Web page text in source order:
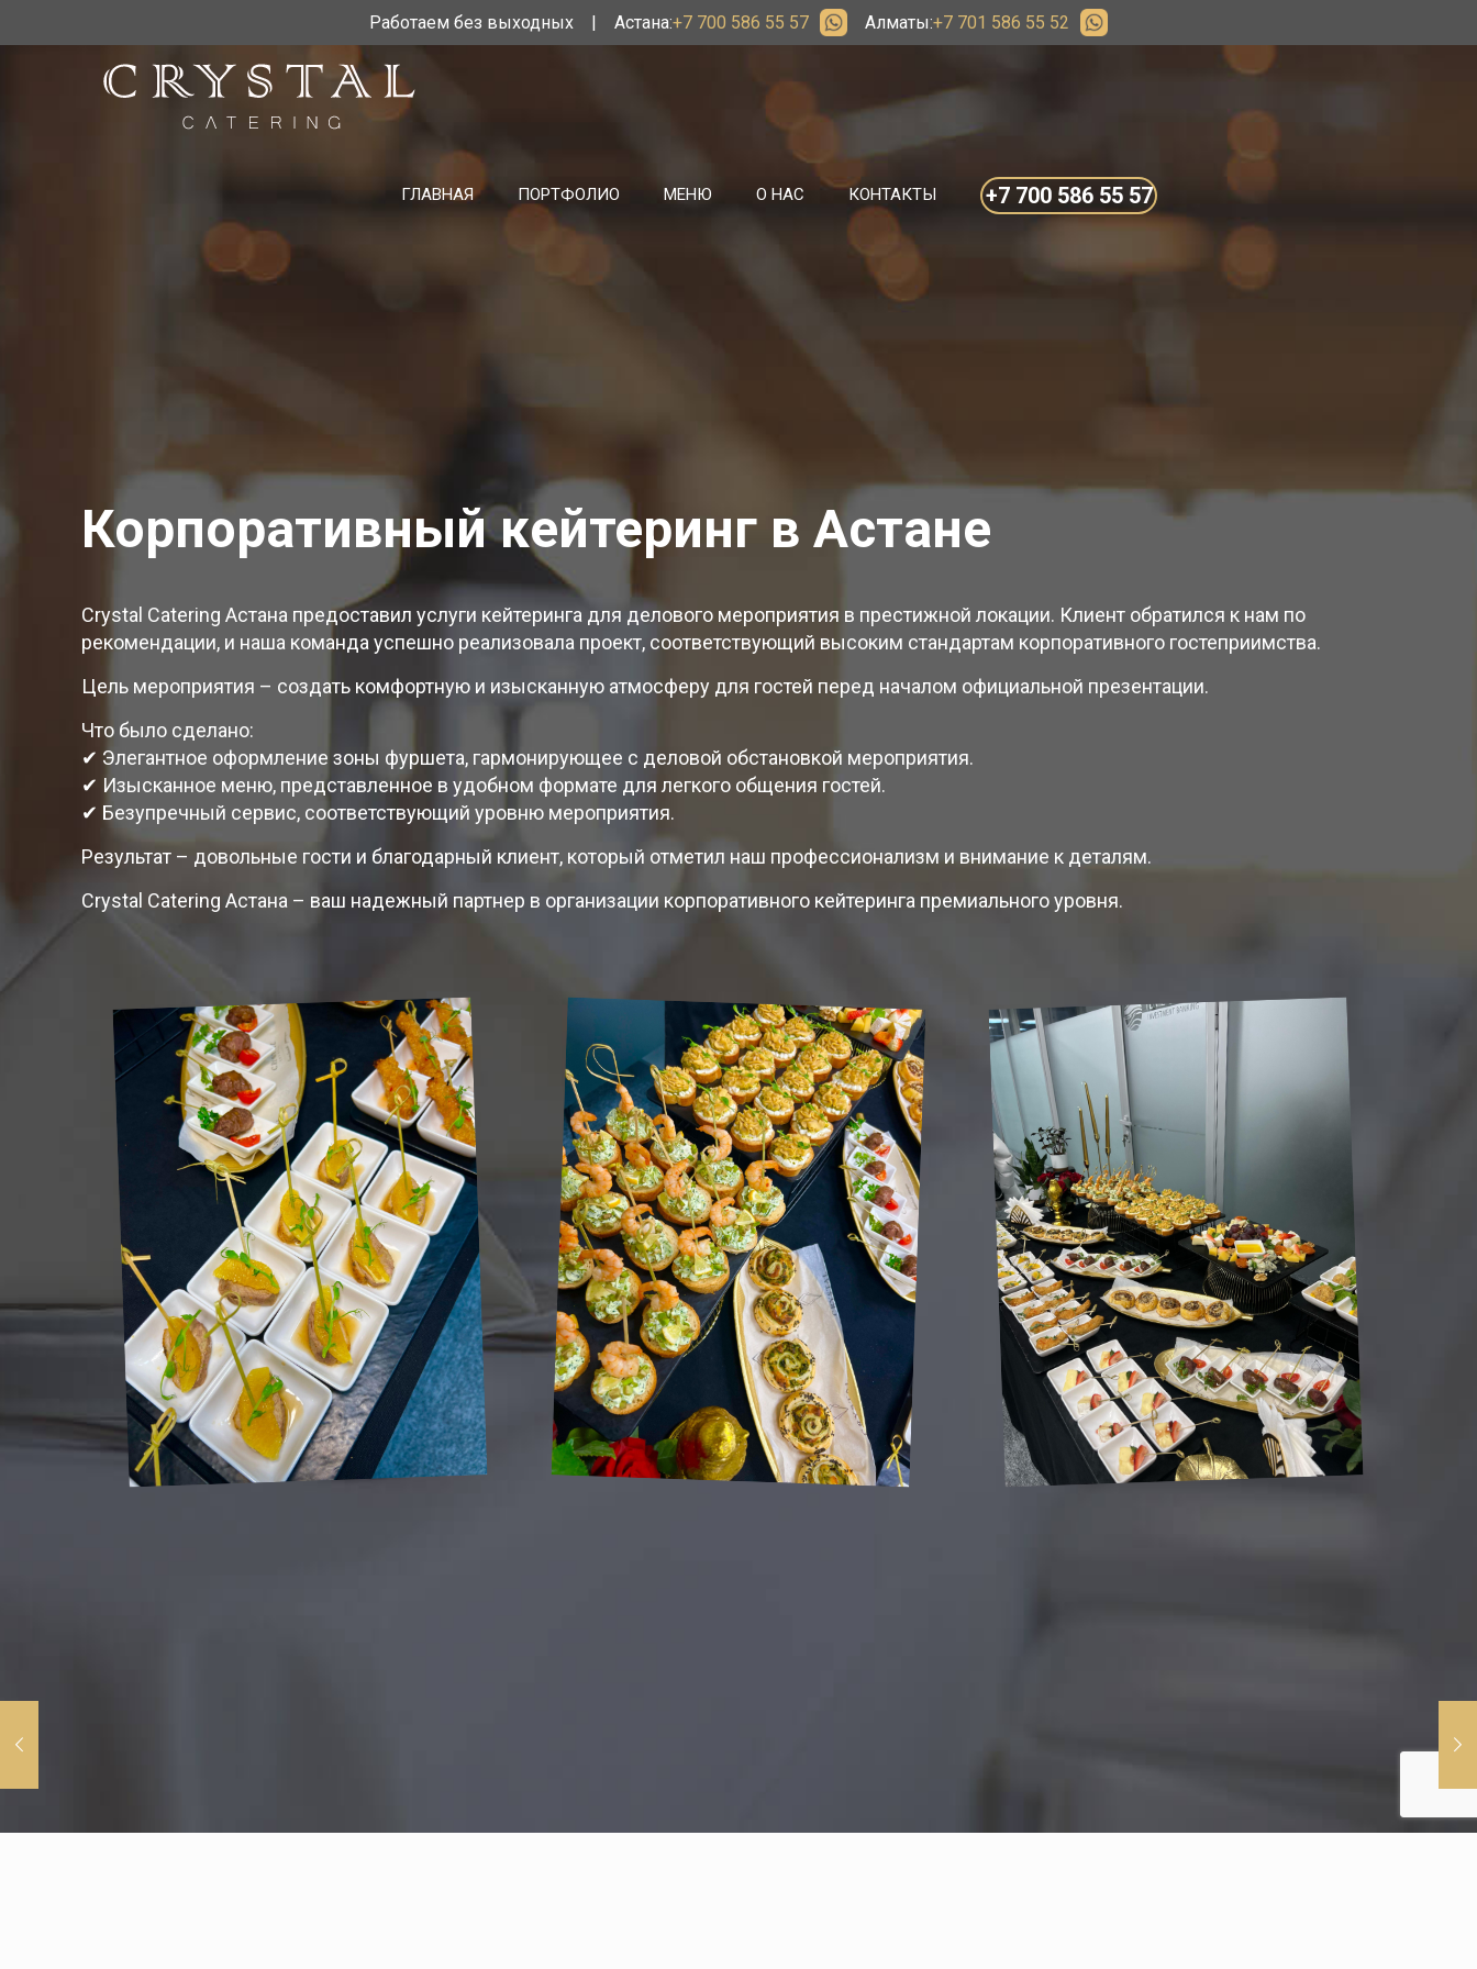
ГЛАВНАЯ ПОРТФОЛИО МЕНЮ О НАС КОНТАКТЫ +7 700 586 55 57
Работаем без выходных | Астана:+7 700 586 55 57 Алматы:+7 701 586 55 52
Корпоративный кейтеринг в Астане
Crystal Catering Астана предоставил услуги кейтеринга для делового мероприятия в престижной локации. Клиент обратился к нам по
рекомендации, и наша команда успешно реализовала проект, соответствующий высоким стандартам корпоративного гостеприимства.
Цель мероприятия – создать комфортную и изысканную атмосферу для гостей перед началом официальной презентации.
Что было сделано:
✔ Элегантное оформление зоны фуршета, гармонирующее с деловой обстановкой мероприятия.
✔ Изысканное меню, представленное в удобном формате для легкого общения гостей.
✔ Безупречный сервис, соответствующий уровню мероприятия.
Результат – довольные гости и благодарный клиент, который отметил наш профессионализм и внимание к деталям.
Crystal Catering Астана – ваш надежный партнер в организации корпоративного кейтеринга премиального уровня.